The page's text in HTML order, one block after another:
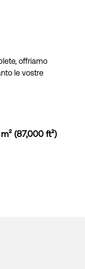
offriamo
le vostre
(87,000 ft²)